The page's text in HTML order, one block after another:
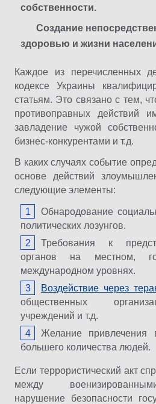
собственности.
Создание
здоровью и жизни
Каждое из перечисленных
кодексе Украины
статьям. Это связано с тем,
противоправных действий
завладение чужой
бизнес-конкурентами и т.д.
В каких случаях событие
основе действий
следующие элементы:
Обнародование
политических лозунгов.
Требования к
органов на местном,
международном уровнях.
Воздействие через
общественных
учреждений и т.д.
Желание привлечения
большего количества людей.
Если террористический акт
между
нарушение безопасности